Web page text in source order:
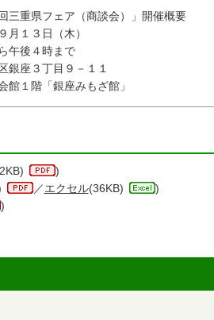
三重県フェア（商談会）」開催概要
３日（木）
後４時まで
３丁目９－１１
銀座みもざ館」
)
／エクセル(36KB)
)
)